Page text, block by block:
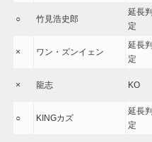
○ 竹見浩史郎
延長判
定
× ワン・ズンイェン
延長判
定
× 龍志 KO
○ KINGカズ
延長判
定